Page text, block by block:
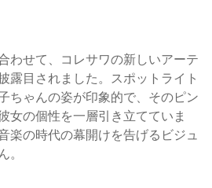
わせて、コレサワの新しいアーテ
露目されました。スポットライト
ちゃんの姿が印象的で、そのピン
女の個性を一層引き立てていま
楽の時代の幕開けを告げるビジュ
。